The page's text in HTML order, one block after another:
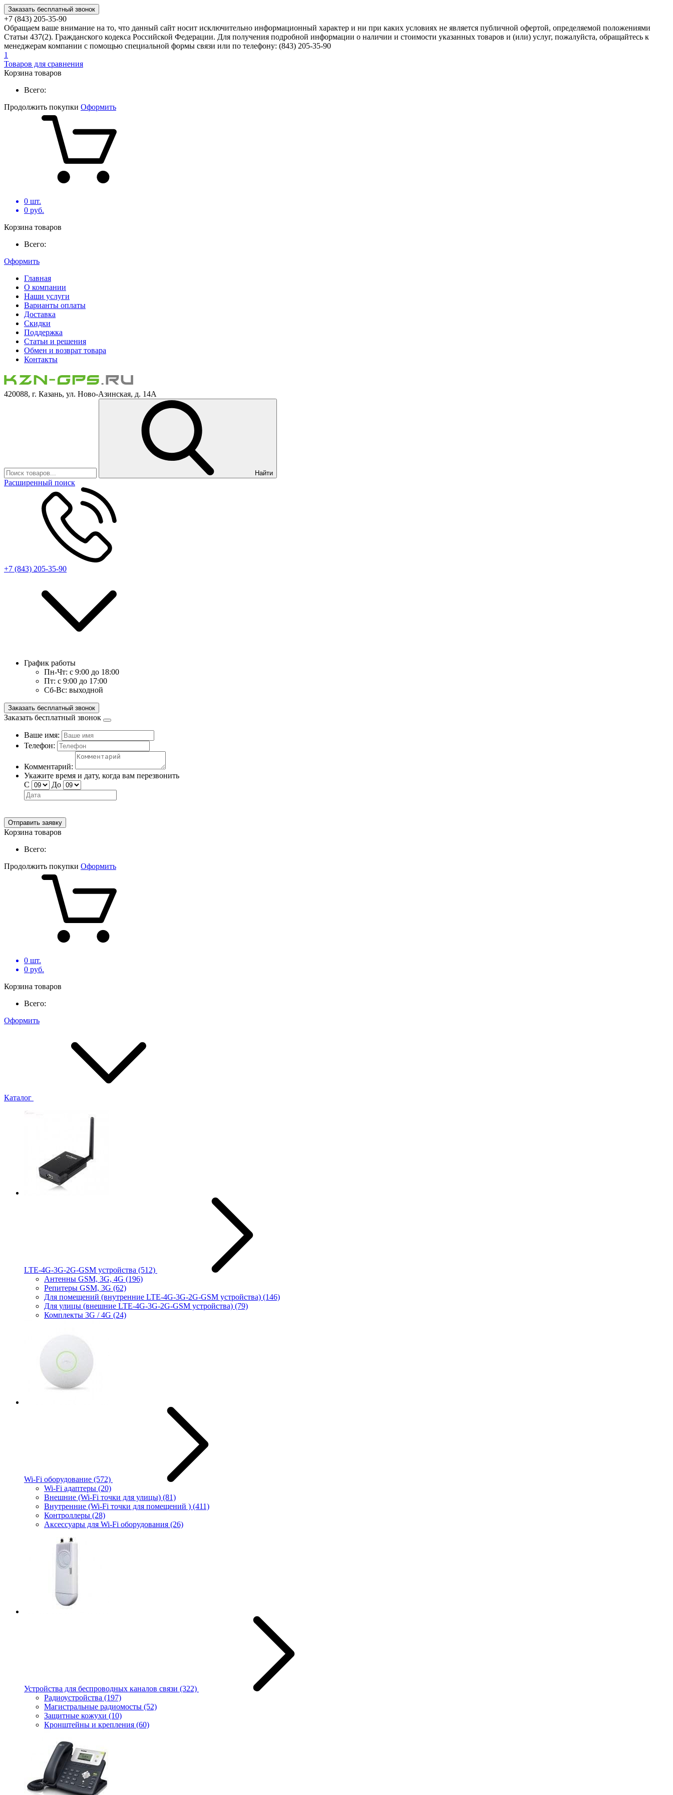
Заказать бесплатный звонок
+7 (843) 205-35-90
Обращаем ваше внимание на то, что данный сайт носит исключительно информационный характер и ни при каких условиях не является публичной офертой, определяемой положениями
Статьи 437(2). Гражданского кодекса Российской Федерации. Для получения подробной информации о наличии и стоимости указанных товаров и (или) услуг, пожалуйста, обращайтесь к
менеджерам компании с помощью специальной формы связи или по телефону: (843) 205-35-90
1
Товаров для сравнения
Корзина товаров
Всего:
Продолжить покупки Оформить
0 шт.
0 руб.
Корзина товаров
Всего:
Оформить
Главная
О компании
Наши услуги
Варианты оплаты
Доставка
Скидки
Поддержка
Статьи и решения
Обмен и возврат товара
Контакты
420088, г. Казань, ул. Ново-Азинская, д. 14А
Найти
Расширенный поиск
+7 (843) 205-35-90
График работы
Пн-Чт: с 9:00 до 18:00
Пт: с 9:00 до 17:00
Сб-Вс: выходной
Заказать бесплатный звонок
Заказать бесплатный звонок
Ваше имя:
Телефон:
Комментарий:
Укажите время и дату, когда вам перезвонить
С
До
Отправить заявку
Корзина товаров
Всего:
Продолжить покупки Оформить
0 шт.
0 руб.
Корзина товаров
Всего:
Оформить
Каталог
LTE-4G-3G-2G-GSM устройства (512)
Антенны GSM, 3G, 4G (196)
Репитеры GSM, 3G (62)
Для помещений (внутренние LTE-4G-3G-2G-GSM устройства) (146)
Для улицы (внешние LTE-4G-3G-2G-GSM устройства) (79)
Комплекты 3G / 4G (24)
Wi-Fi оборудование (572)
Wi-Fi адаптеры (20)
Внешние (Wi-Fi точки для улицы) (81)
Внутренние (Wi-Fi точки для помещений ) (411)
Контроллеры (28)
Аксессуары для Wi-Fi оборудования (26)
Устройства для беспроводных каналов связи (322)
Радиоустройства (197)
Магистральные радиомосты (52)
Защитные кожухи (10)
Кронштейны и крепления (60)